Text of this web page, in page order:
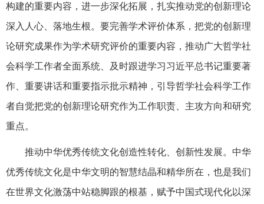
构建的重要内容，进一步深化拓展，扎实推动党的创新理论
深入人心、落地生根。要完善学术评价体系，把党的创新理
论研究成果作为学术研究评价的重要内容，推动广大哲学社
会科学工作者全面系统、及时跟进学习习近平总书记重要著
作、重要讲话和重要指示批示精神，引导哲学社会科学工作
者自觉把党的创新理论研究作为工作职责、主攻方向和研究
重点。
推动中华优秀传统文化创造性转化、创新性发展。中华
优秀传统文化是中华文明的智慧结晶和精华所在，也是我们
在世界文化激荡中站稳脚跟的根基，赋予中国式现代化以深